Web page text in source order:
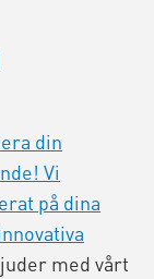
din
Vi
på dina
med vårt